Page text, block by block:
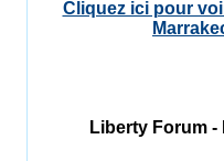
Cliquez ici pour
Liberty Forum